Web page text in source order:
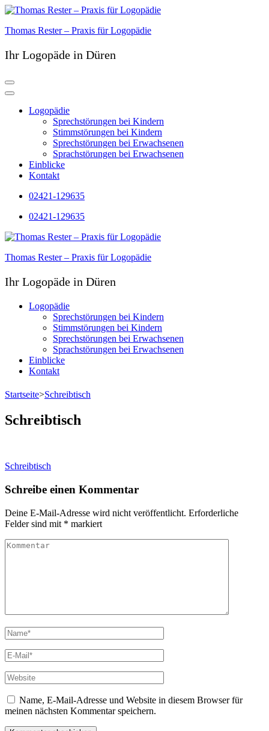
Zum
springen
drücken)
Thomas Rester – Praxis für Logopädie
Ihr Logopäde in Düren
Logopädie
Sprechstörungen bei Kindern
Stimmstörungen bei Kindern
Sprechstörungen bei Erwachsenen
Sprachstörungen bei Erwachsenen
Einblicke
Kontakt
02421-129635
02421-129635
Thomas Rester – Praxis für Logopädie
Ihr Logopäde in Düren
Logopädie
Sprechstörungen bei Kindern
Stimmstörungen bei Kindern
Sprechstörungen bei Erwachsenen
Sprachstörungen bei Erwachsenen
Einblicke
Kontakt
Startseite>Schreibtisch
Schreibtisch
Beitragsnavigation
Schreibtisch
Schreibe einen Kommentar
Deine E-Mail-Adresse wird nicht veröffentlicht. Erforderliche
Felder sind mit * markiert
Kommentar
Name*
E-
Mail*
Website
Name, E-Mail-Adresse und Website in diesem Browser für
meinen nächsten Kommentar speichern.